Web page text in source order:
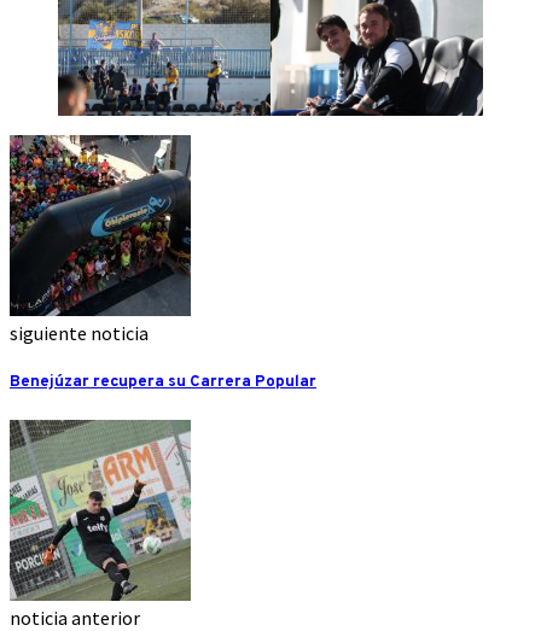
siguiente noticia
Benejúzar recupera su Carrera Popular
noticia anterior